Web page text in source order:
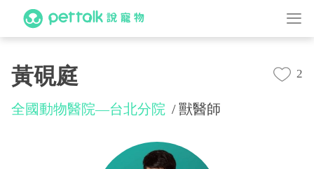
黃硯庭
全國動物醫院—台北分院 獸醫師
2